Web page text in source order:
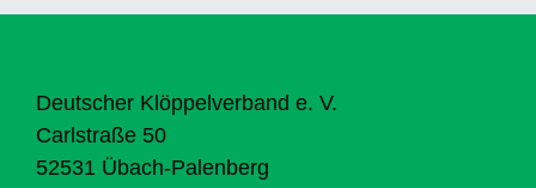
Deutscher Klöppelverband e. V.
Carlstraße 50
52531 Übach-Palenberg